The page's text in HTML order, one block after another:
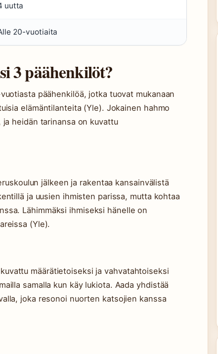
uutta
20-vuotiaita
3 päähenkilöt?
päähenkilöä, jotka tuovat mukanaan
elämäntilanteita (Yle). Jokainen hahmo
heidän tarinansa on kuvattu
jälkeen ja rakentaa kansainvälistä
ja uusien ihmisten parissa, mutta kohtaa
Lähimmäksi ihmiseksi hänelle on
(Yle).
määrätietoiseksi ja vahvatahtoiseksi
samalla kun käy lukiota. Aada yhdistää
joka resonoi nuorten katsojien kanssa